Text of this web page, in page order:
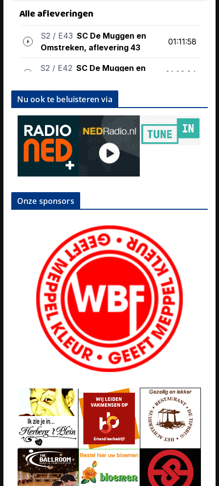
Nu ook te beluisteren via
Onze sponsors